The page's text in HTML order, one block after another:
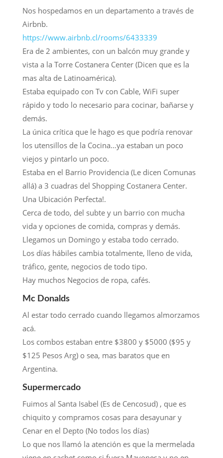
Nos hospedamos en un departamento a través de
Airbnb.
https://www.airbnb.cl/rooms/6433339
Era de 2 ambientes, con un balcón muy grande y
vista a la Torre Costanera Center (Dicen que es la
mas alta de Latinoamérica).
Estaba equipado con Tv con Cable, WiFi super
rápido y todo lo necesario para cocinar, bañarse y
demás.
La única crítica que le hago es que podría renovar
los utensillos de la Cocina…ya estaban un poco
viejos y pintarlo un poco.
Estaba en el Barrio Providencia (Le dicen Comunas
allá) a 3 cuadras del Shopping Costanera Center.
Una Ubicación Perfecta!.
Cerca de todo, del subte y un barrio con mucha
vida y opciones de comida, compras y demás.
Llegamos un Domingo y estaba todo cerrado.
Los días hábiles cambia totalmente, lleno de vida,
tráfico, gente, negocios de todo tipo.
Hay muchos Negocios de ropa, cafés.
Mc Donalds
Al estar todo cerrado cuando llegamos almorzamos
acá.
Los combos estaban entre $3800 y $5000 ($95 y
$125 Pesos Arg) o sea, mas baratos que en
Argentina.
Supermercado
Fuimos al Santa Isabel (Es de Cencosud) , que es
chiquito y compramos cosas para desayunar y
Cenar en el Depto (No todos los días)
Lo que nos llamó la atención es que la mermelada